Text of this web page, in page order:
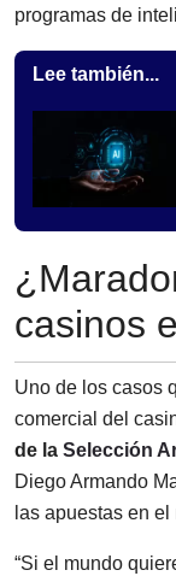
programas de
Lee también...
casinos
Uno de los casos
comercial del
de la Selección
Diego Armando
las apuestas en
“Si el mundo